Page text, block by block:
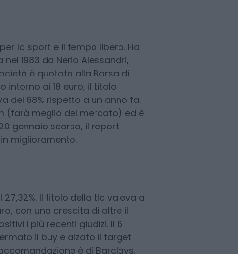
sia la raccomandazione
28 euro per azione.
lo sport e il tempo libero. Ha
1983 da Nerio Alessandri,
è quotata alla Borsa di
intorno ai 18 euro, il titolo
68% rispetto a un anno fa.
gennaio scorso, il report
Il titolo della tlc valeva a